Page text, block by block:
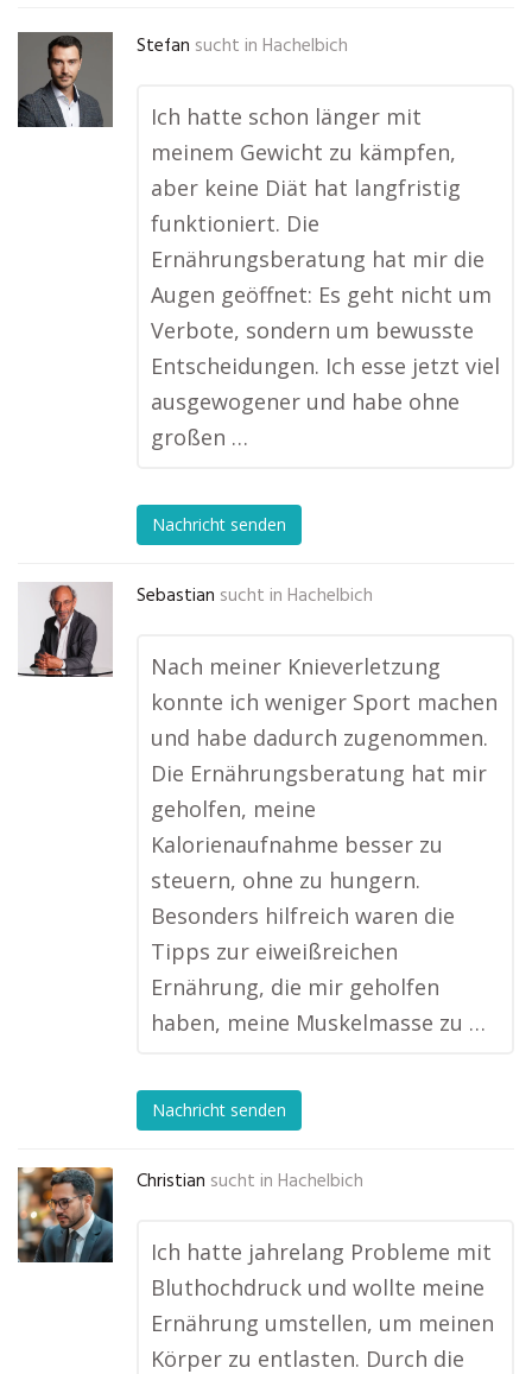
Stefan sucht in Hachelbich
Ich hatte schon länger mit
meinem Gewicht zu kämpfen,
aber keine Diät hat langfristig
funktioniert. Die
Ernährungsberatung hat mir die
Augen geöffnet: Es geht nicht um
Verbote, sondern um bewusste
Entscheidungen. Ich esse jetzt viel
ausgewogener und habe ohne
großen …
Nachricht senden
Sebastian sucht in Hachelbich
Nach meiner Knieverletzung
konnte ich weniger Sport machen
und habe dadurch zugenommen.
Die Ernährungsberatung hat mir
geholfen, meine
Kalorienaufnahme besser zu
steuern, ohne zu hungern.
Besonders hilfreich waren die
Tipps zur eiweißreichen
Ernährung, die mir geholfen
haben, meine Muskelmasse zu …
Nachricht senden
Christian sucht in Hachelbich
Ich hatte jahrelang Probleme mit
Bluthochdruck und wollte meine
Ernährung umstellen, um meinen
Körper zu entlasten. Durch die